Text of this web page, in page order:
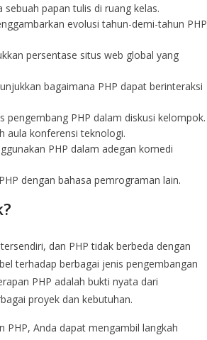
papan tulis di ruang kelas.
evolusi tahun-demi-tahun PHP
persentase situs web global yang
bagaimana PHP dapat berinteraksi
PHP dalam diskusi kelompok.
aula konferensi teknologi.
PHP dalam adegan komedi
dengan bahasa pemrograman lain.
dan PHP tidak berbeda dengan
terhadap berbagai jenis pengembangan
PHP adalah bukti nyata dari
proyek dan kebutuhan.
Anda dapat mengambil langkah